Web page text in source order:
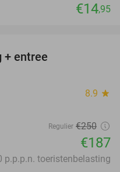
€14,95
+ entree
8.9 star
Regulier €250
€187
p.p.p.n. toeristenbelasting